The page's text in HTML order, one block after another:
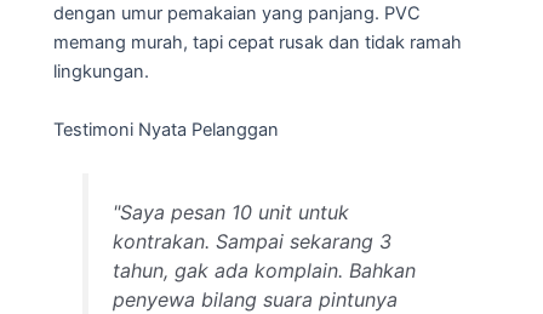
dengan umur pemakaian yang panjang. PVC
memang murah, tapi cepat rusak dan tidak ramah
lingkungan.
Testimoni Nyata Pelanggan
"Saya pesan 10 unit untuk
kontrakan. Sampai sekarang 3
tahun, gak ada komplain. Bahkan
penyewa bilang suara pintunya